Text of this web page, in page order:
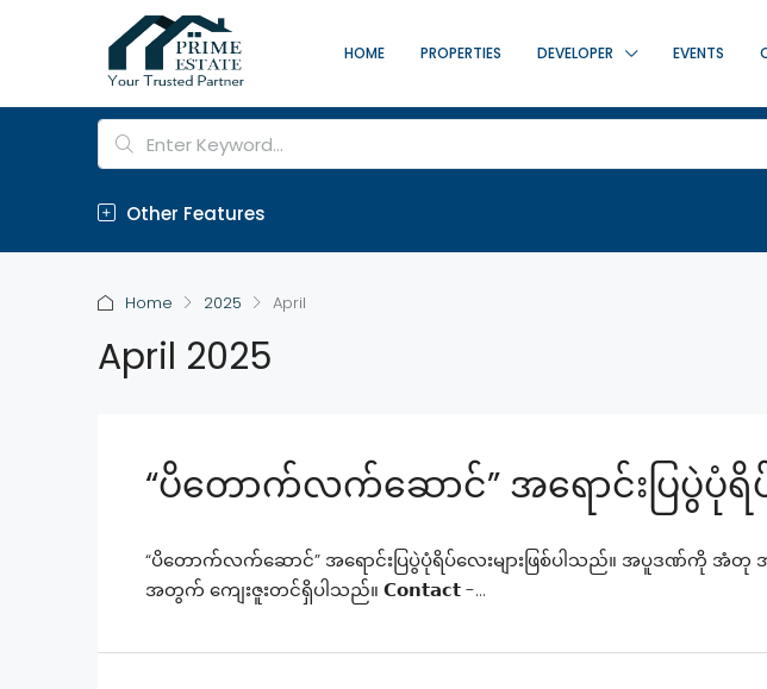
HOME PROPERTIES DEVELOPER EVENTS
Other Features
Home 2025 April
April 2025
“ပိတောက်လက်ဆောင်” အရောင်းပြပွဲပုံရိပ်
“ပိတောက်လက်ဆောင်” အရောင်းပြပွဲပုံရိပ်လေးများဖြစ်ပါသည်။ အပူဒဏ်ကို အံ
အတွက် ကျေးဇူးတင်ရှိပါသည်။ 𝗖𝗼𝗻𝘁𝗮𝗰𝘁 -...